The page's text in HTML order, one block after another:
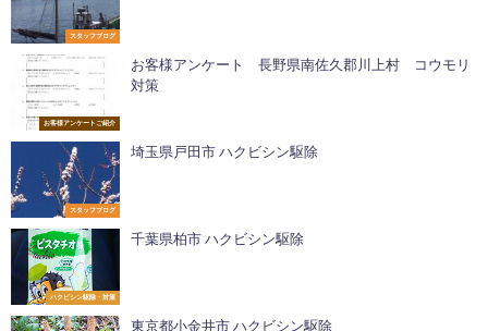
スタッフブログ
お客様アンケートご紹介
お客様アンケート 長野県南佐久郡川上村 コウモリ
対策
スタッフブログ
埼玉県戸田市 ハクビシン駆除
ハクビシン駆除・対策
千葉県柏市 ハクビシン駆除
東京都小金井市 ハクビシン駆除